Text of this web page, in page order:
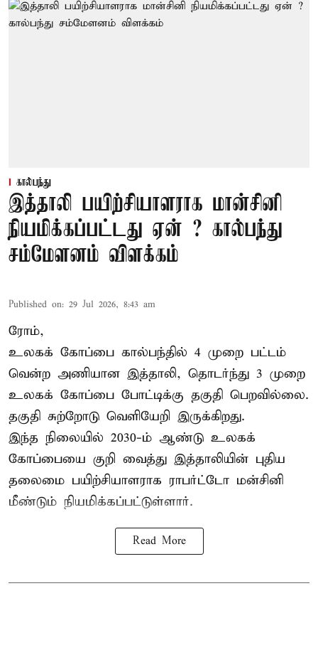
கால்பந்து
இத்தாலி பயிற்சியாளராக மான்சினி
நியமிக்கப்பட்டது ஏன் ? கால்பந்து
சம்மேளனம் விளக்கம்
Published on: 29 Jul 2026, 8:43 am
ரோம்,
உலகக் கோப்பை கால்பந்தில் 4 முறை பட்டம்
வென்ற அணியான இத்தாலி, தொடர்ந்து 3 முறை
உலகக் கோப்பை போட்டிக்கு தகுதி பெறவில்லை.
தகுதி சுற்றோடு வெளியேறி இருக்கிறது.
இந்த நிலையில் 2030-ம் ஆண்டு உலகக்
கோப்பையை குறி வைத்து இத்தாலியின் புதிய
தலைமை பயிற்சியாளராக ராபர்ட்டோ மன்சினி
மீண்டும் நியமிக்கப்பட்டுள்ளார்.
Read More